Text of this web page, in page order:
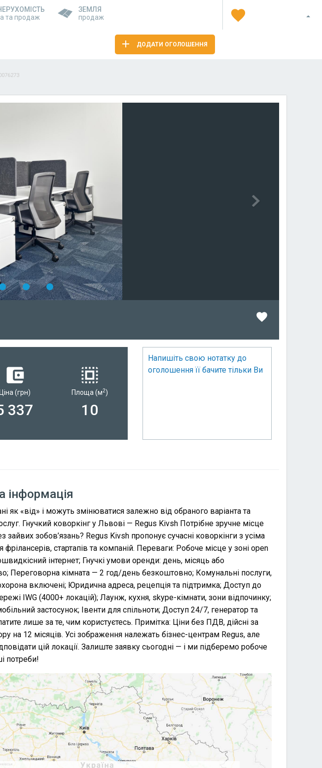
та продаж
ЗЕМЛЯ
продаж
ДОДАТИ ОГОЛОШЕННЯ
Ціна (грн)
337
Площа(м2)
10
Напишіть свою нотатку до
оголошення її бачите тільки Ви
інформація
як «від» і можуть змінюватися залежно від обраного варіанта та
Гнучкий коворкінг у Львові — Regus Kivsh Потрібне зручне місце
зайвих зобов’язань? Regus Kivsh пропонує сучасні коворкінги з усіма
фрілансерів, стартапів та компаній. Переваги: Робоче місце у зоні open
інтернет; Гнучкі умови оренди: день, місяць або
Переговорна кімната — 2 год/день безкоштовно; Комунальні послуги,
включені; Юридична адреса, рецепція та підтримка; Доступ до
IWG (4000+ локацій); Лаунж, кухня, skype-кімнати, зони відпочинку;
застосунок; Івенти для спільноти; Доступ 24/7, генератор та
лише за те, чим користуєтесь. Примітка: Ціни без ПДВ, дійсні за
на 12 місяців. Усі зображення належать бізнес-центрам Regus, але
цій локації. Залиште заявку сьогодні — і ми підберемо робоче
потреби!